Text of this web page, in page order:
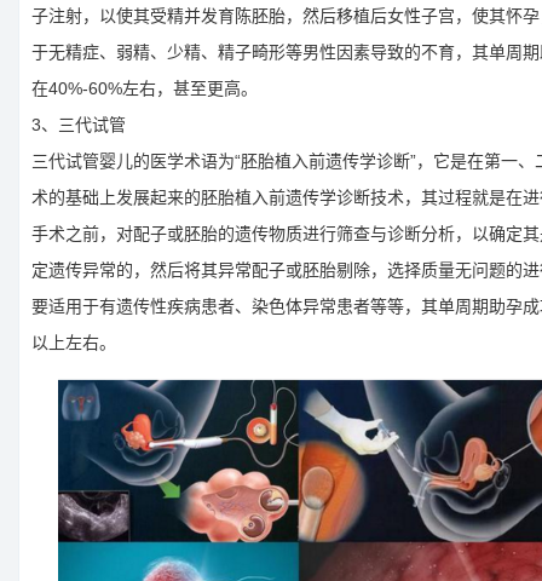
子注射，以使其受精并发育陈胚胎，然后移植后女性子宫，使其怀
于无精症、弱精、少精、精子畸形等男性因素导致的不育，其单周
在40%-60%左右，甚至更高。
3、三代试管
三代试管婴儿的医学术语为“胚胎植入前遗传学诊断”，它是在第一、
术的基础上发展起来的胚胎植入前遗传学诊断技术，其过程就是在
手术之前，对配子或胚胎的遗传物质进行筛查与诊断分析，以确定
定遗传异常的，然后将其异常配子或胚胎剔除，选择质量无问题的
要适用于有遗传性疾病患者、染色体异常患者等等，其单周期助孕
以上左右。